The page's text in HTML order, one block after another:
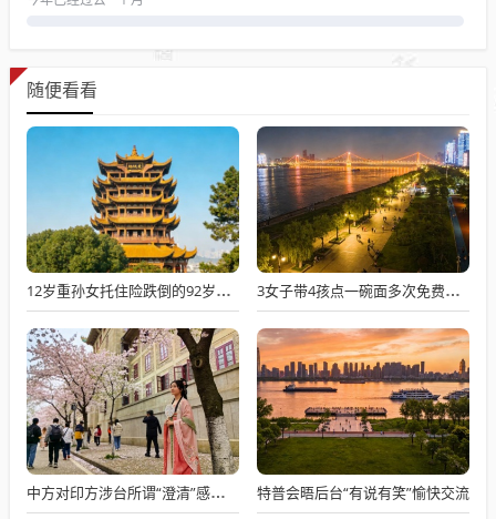
随便看看
12岁重孙女托住险跌倒的92岁太爷爷 3女子带4孩点一碗面多次免费续面
中方对印方涉台所谓“澄清”感到意外 特普会晤后台“有说有笑”愉快交流